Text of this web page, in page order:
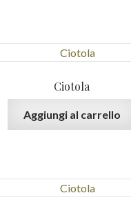
Ciotola
Aggiungi al carrello